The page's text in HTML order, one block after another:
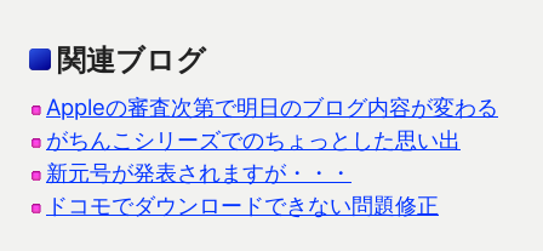
関連ブログ
Appleの審査次第で明日のブログ内容が変わる
がちんこシリーズでのちょっとした思い出
新元号が発表されますが・・・
ドコモでダウンロードできない問題修正